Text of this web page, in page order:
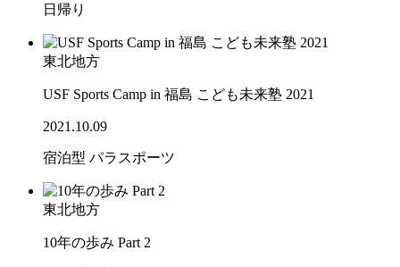
日帰り
東北地方
USF Sports Camp in 福島 こども未来塾 2021
2021.10.09
宿泊型 パラスポーツ
東北地方
10年の歩み Part 2